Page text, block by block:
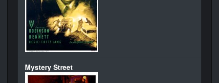
Mystery Street